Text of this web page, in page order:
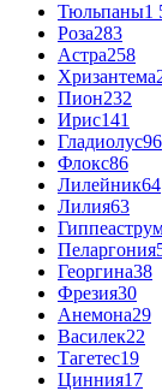
Тюльпаны1
Роза283
Астра258
Хризантема
Пион232
Ирис141
Гладиолус96
Флокс86
Лилейник64
Лилия63
Пеларгония
Георгина38
Фрезия30
Анемона29
Василек22
Тагетес19
Цинния17